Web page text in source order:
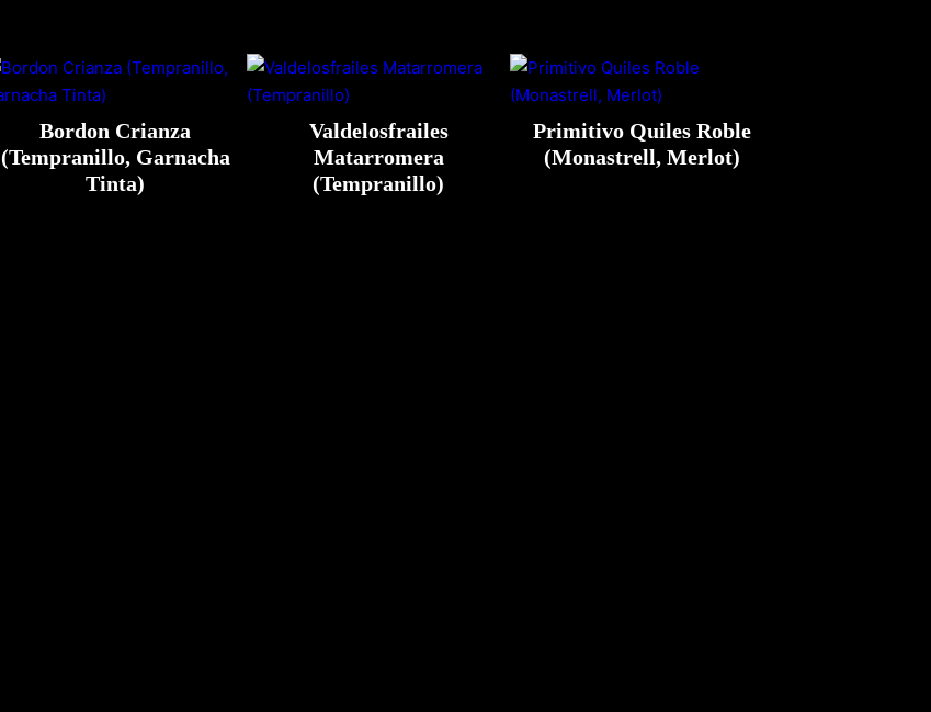
Bordon Crianza
(Tempranillo, Garnacha
Tinta)
Valdelosfrailes
Matarromera
(Tempranillo)
Primitivo Quiles Roble
(Monastrell, Merlot)